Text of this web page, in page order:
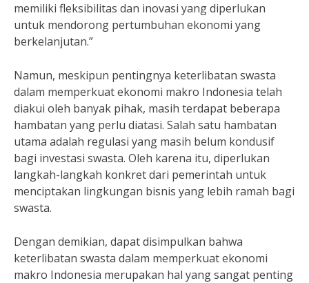
memiliki fleksibilitas dan inovasi yang diperlukan
untuk mendorong pertumbuhan ekonomi yang
berkelanjutan.”
Namun, meskipun pentingnya keterlibatan swasta
dalam memperkuat ekonomi makro Indonesia telah
diakui oleh banyak pihak, masih terdapat beberapa
hambatan yang perlu diatasi. Salah satu hambatan
utama adalah regulasi yang masih belum kondusif
bagi investasi swasta. Oleh karena itu, diperlukan
langkah-langkah konkret dari pemerintah untuk
menciptakan lingkungan bisnis yang lebih ramah bagi
swasta.
Dengan demikian, dapat disimpulkan bahwa
keterlibatan swasta dalam memperkuat ekonomi
makro Indonesia merupakan hal yang sangat penting